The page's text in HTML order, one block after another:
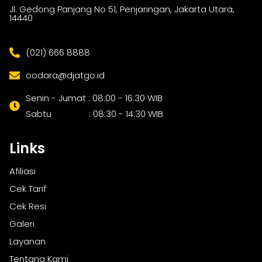
Jl. Gedong Panjang No 51, Penjaringan, Jakarta Utara,
14440
(021) 666 8888
oodara@djatgo.id
Senin - Jumat : 08:00 - 16:30 WIB
Sabtu : 08:30 - 14:30 WIB
Links
Afiliasi
Cek Tarif
Cek Resi
Galeri
Layanan
Tentang Kami